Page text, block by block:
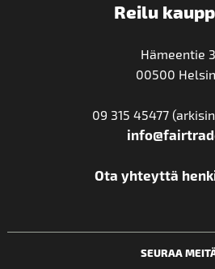
Reilu
Hämeentie
00500
09 315 45477
Ota yhteyttä
SEURAA